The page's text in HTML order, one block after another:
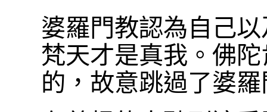
婆羅門教認為自己
梵天才是真我。佛
的，故意跳過了婆